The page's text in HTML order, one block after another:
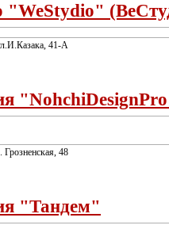
"WeStydio"
41-А
Грозненская, 48
"Тандем"